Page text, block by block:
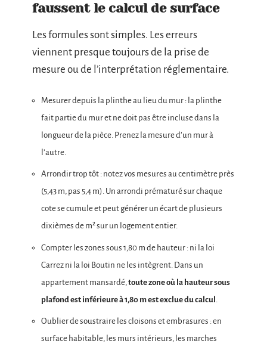
faussent le calcul de surface
Les formules sont simples. Les erreurs
viennent presque toujours de la prise de
mesure ou de l’interprétation réglementaire.
Mesurer depuis la plinthe au lieu du mur : la plinthe
fait partie du mur et ne doit pas être incluse dans la
longueur de la pièce. Prenez la mesure d’un mur à
l’autre.
Arrondir trop tôt : notez vos mesures au centimètre près
(5,43 m, pas 5,4 m). Un arrondi prématuré sur chaque
cote se cumule et peut générer un écart de plusieurs
dixièmes de m² sur un logement entier.
Compter les zones sous 1,80 m de hauteur : ni la loi
Carrez ni la loi Boutin ne les intègrent. Dans un
appartement mansardé, toute zone où la hauteur sous
plafond est inférieure à 1,80 m est exclue du calcul
Oublier de soustraire les cloisons et embrasures : en
surface habitable, les murs intérieurs, les marches